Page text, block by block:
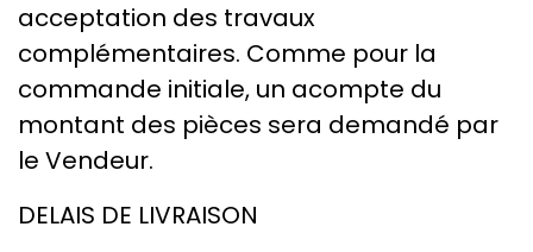
acceptation des travaux
complémentaires. Comme pour la
commande initiale, un acompte du
montant des pièces sera demandé par
le Vendeur.
DELAIS DE LIVRAISON